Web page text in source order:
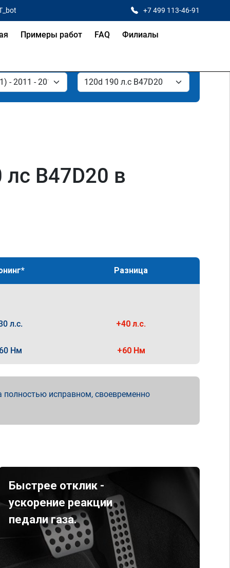
+7 499 113-46-91
Примеры работ FAQ Филиалы
B47D20 в
Разница
л.с. +40 л.с.
Нм +60 Нм
полностью исправном, своевременно
Быстрее отклик -
ускорение реакции
педали газа.